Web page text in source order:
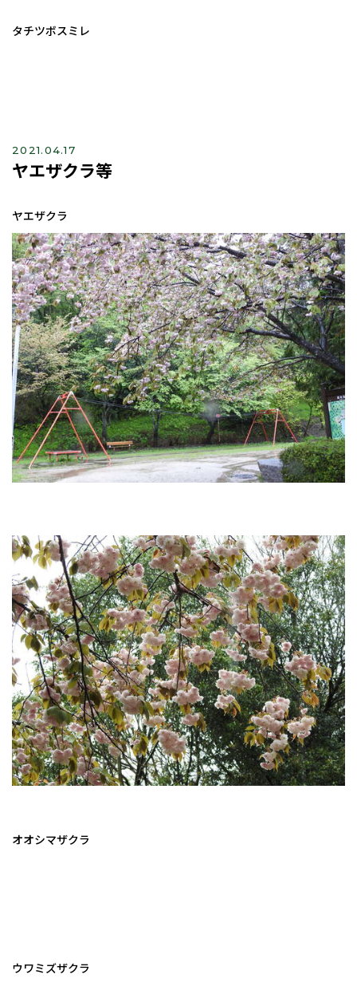
タチツボスミレ
2021.04.17
ヤエザクラ等
ヤエザクラ
オオシマザクラ
ウワミズザクラ